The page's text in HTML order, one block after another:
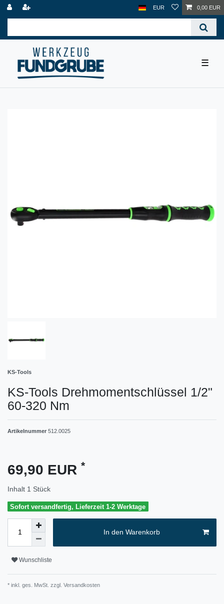
EUR 0,00 EUR
☰
KS-Tools
KS-Tools Drehmomentschlüssel 1/2"
60-320 Nm
Artikelnummer 512.0025
69,90 EUR *
Inhalt 1 Stück
Sofort versandfertig, Lieferzeit 1-2 Werktage
In den Warenkorb
Wunschliste
* inkl. ges. MwSt. zzgl. Versandkosten